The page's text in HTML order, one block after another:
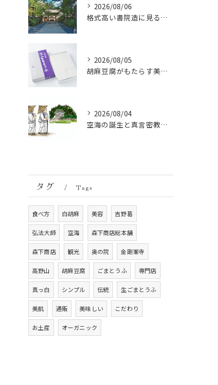
2026/08/06
格式高い書院造に見る金剛峯寺の中世から近世への変遷
2026/08/05
胡麻豆腐がもたらす美肌の秘密：ビタミンEと抗酸化成分の力
2026/08/04
空海の誕生と真言密教の始まり：お遍路伝説の起点
タグ Tags
食べ方 白胡麻 美容 吉野葛
弘法大師 空海 森下商店総本舗
森下商店 観光 奥の院 金剛峯寺
高野山 胡麻豆腐 ごまとうふ 専門店
真っ白 シンプル 伝統 生ごまとうふ
美肌 通販 美味しい こだわり
お土産 オーガニック